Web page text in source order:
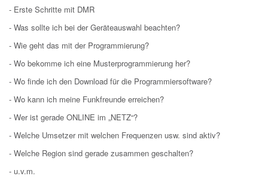
- Erste Schritte mit DMR
- Was sollte ich bei der Geräteauswahl beachten?
- Wie geht das mit der Programmierung?
- Wo bekomme ich eine Musterprogrammierung her?
- Wo finde ich den Download für die Programmiersoftware?
- Wo kann ich meine Funkfreunde erreichen?
- Wer ist gerade ONLINE im „NETZ“?
- Welche Umsetzer mit welchen Frequenzen usw. sind aktiv?
- Welche Region sind gerade zusammen geschalten?
- u.v.m.